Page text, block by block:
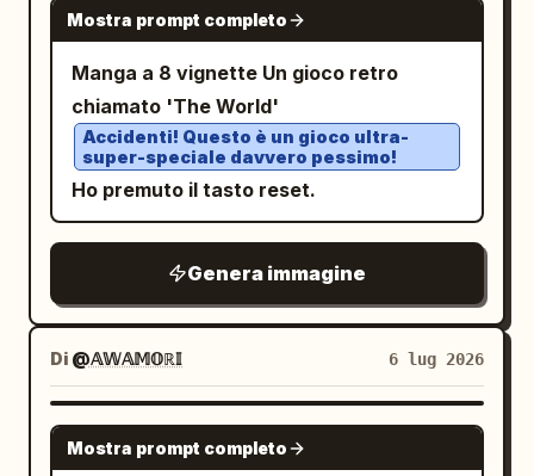
forma della serra in vetrata a
incorniciarla. Nessun testo, nessuna
filigrana, nessuna texture della pelle
umana fotorealistica; enfatizza la
scultura a blocchi artigianale, la vetrata
colorata, il diorama in miniatura, il
giardino magico e il realismo della
fotografia macro.
tracce: Impilare esattamente 4 pannelli
con un numero di traccia a sinistra e un
misuratore di livello verticale, un
personaggio mostro a sinistra, un
controllo di stato circolare a punti al
centro e una grande manopola rotante
“1”. Tema menta/verde acqua. La
creatura è un mostro rotondo e tozzo
assonnato con piccole corna/spine,
occhi chiusi, sdraiato, con segni di sonno
“Z Z” sopra di esso. Il controllo centrale
è un anello circolare a punti con un
titolo principale: In alto, posizionare una
grande insegna smussata color crema
con testo giapponese a blocchi che
recita 300超 AIサイト構築 . Rendere “300
超” di un colore arancione-rosso
brillante e “AIサイト構築” nero. Sotto il
titolo, attaccare una piccola etichetta a
linguetta color crema centrata che
estrusi spessi. Layout centrale: Sotto il
titolo, creare un grande pannello
incorniciato color crema con un bordo a
gradini decorativo. All'interno, dividere il
contenuto in tre zone verticali: lista di
Mostra prompt completo
Manga a 8 vignette Un gioco retro
chiamato 'The World'
Accidenti! Questo è un gioco ultra-
super-speciale davvero pessimo!
Ho premuto il tasto reset.
Genera immagine
Di @𝔸𝕎𝔸𝕄𝕆ℝ𝕀 6 lug 2026
GPT IMAGE 2
Mostra prompt completo